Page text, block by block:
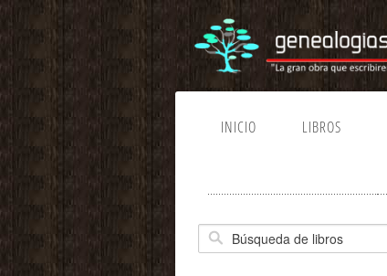
INICIO LIBROS